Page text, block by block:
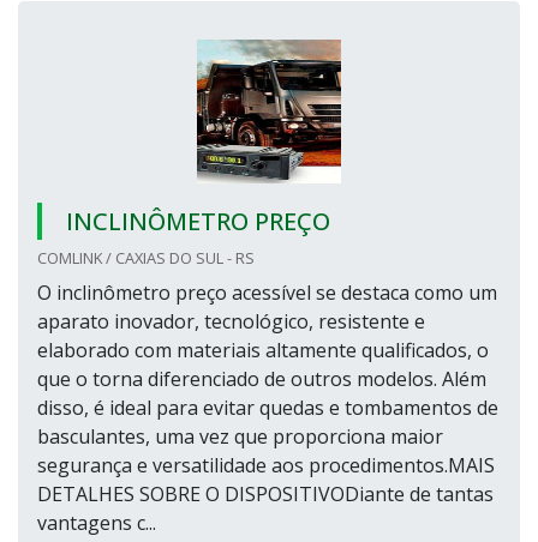
INCLINÔMETRO PREÇO
COMLINK / CAXIAS DO SUL - RS
O inclinômetro preço acessível se destaca como um
aparato inovador, tecnológico, resistente e
elaborado com materiais altamente qualificados, o
que o torna diferenciado de outros modelos. Além
disso, é ideal para evitar quedas e tombamentos de
basculantes, uma vez que proporciona maior
segurança e versatilidade aos procedimentos.MAIS
DETALHES SOBRE O DISPOSITIVODiante de tantas
vantagens c...